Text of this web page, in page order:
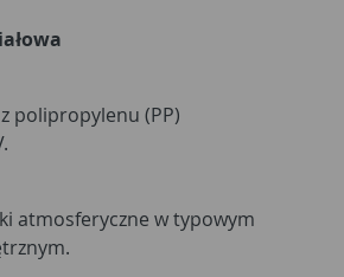
polipropylenu (PP)
atmosferyczne w typowym